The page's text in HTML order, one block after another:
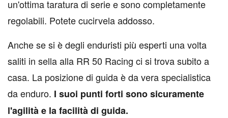
un'ottima taratura di serie e sono completamente
regolabili. Potete cucirvela addosso.
Anche se si è degli enduristi più esperti una volta
saliti in sella alla RR 50 Racing ci si trova subito a
casa. La posizione di guida è da vera specialistica
da enduro. I suoi punti forti sono sicuramente
l'agilità e la facilità di guida.